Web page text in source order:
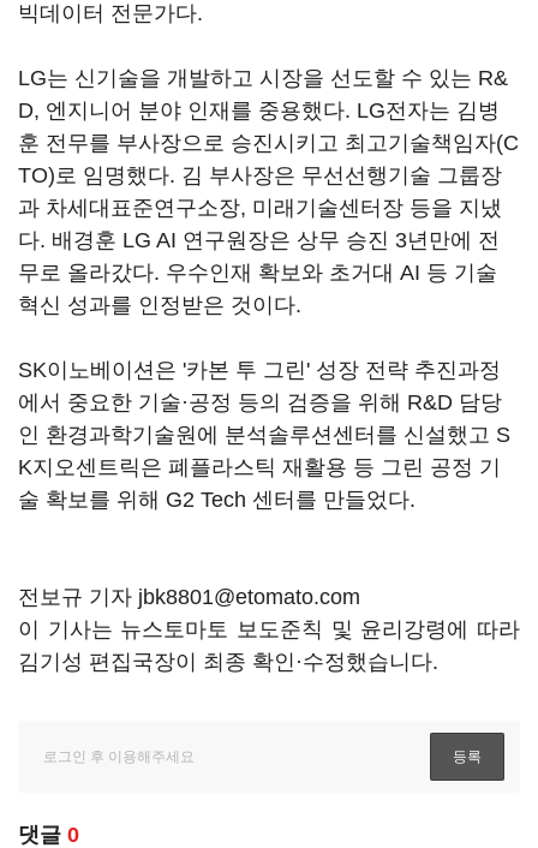
빅데이터 전문가다.
LG는 신기술을 개발하고 시장을 선도할 수 있는 R&
D, 엔지니어 분야 인재를 중용했다. LG전자는 김병
훈 전무를 부사장으로 승진시키고 최고기술책임자(C
TO)로 임명했다. 김 부사장은 무선선행기술 그룹장
과 차세대표준연구소장, 미래기술센터장 등을 지냈
다. 배경훈 LG AI 연구원장은 상무 승진 3년만에 전
무로 올라갔다. 우수인재 확보와 초거대 AI 등 기술
혁신 성과를 인정받은 것이다.
SK이노베이션은 '카본 투 그린' 성장 전략 추진과정
에서 중요한 기술·공정 등의 검증을 위해 R&D 담당
인 환경과학기술원에 분석솔루션센터를 신설했고 S
K지오센트릭은 폐플라스틱 재활용 등 그린 공정 기
술 확보를 위해 G2 Tech 센터를 만들었다.
전보규 기자 jbk8801@etomato.com
이 기사는 뉴스토마토 보도준칙 및 윤리강령에 따라
김기성 편집국장이 최종 확인·수정했습니다.
댓글 0